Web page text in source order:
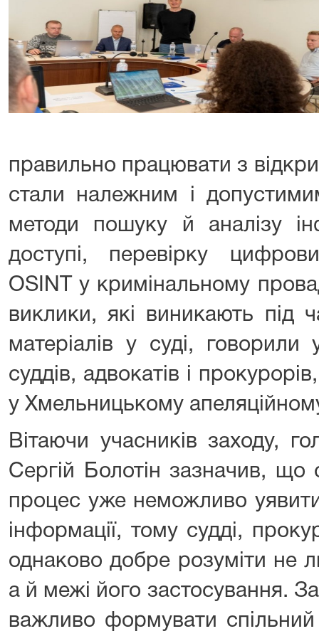
правильно працювати з
стали належним і
методи пошуку й аналізу
доступі, перевірку
OSINT у кримінальному
виклики, які виникають під
матеріалів у суді, говорили
суддів, адвокатів і
у Хмельницькому
Вітаючи учасників заходу,
Сергій Болотін зазначив, що
процес уже неможливо
інформації, тому судді,
однаково добре розуміти не
а й межі його застосування.
важливо формувати спільний